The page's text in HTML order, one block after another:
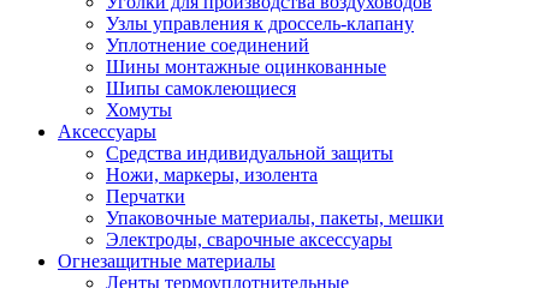
Узлы управления к дроссель-клапану
Уплотнение соединений
Шины монтажные оцинкованные
Шипы самоклеющиеся
Хомуты
Аксессуары
Средства индивидуальной защиты
Ножи, маркеры, изолента
Перчатки
Упаковочные материалы, пакеты, мешки
Электроды, сварочные аксессуары
Огнезащитные материалы
Ленты термоуплотнительные